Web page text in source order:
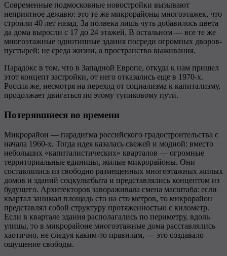
Современные подмосковные новостройки вызывают
неприятное дежавю: это те же микрорайоны многоэтажек, что
строили 40 лет назад. За полвека лишь чуть добавилось цвета
да дома выросли с 17 до 24 этажей. В остальном — все те же
многоэтажные однотипные здания посреди огромных дворов-
пустырей: не среда жизни, а пространство выживания.
Парадокс в том, что в Западной Европе, откуда к нам пришел
этот концепт застройки, от него отказались еще в 1970-х.
Россия же, несмотря на переход от социализма к капитализму,
продолжает двигаться по этому тупиковому пути.
Потерявшиеся во времени
Микрорайон — парадигма российского градостроительства с
начала 1960-х. Тогда идея казалась свежей и модной: вместо
небольших «капиталистических» кварталов — огромные
территориальные единицы, жилые микрорайоны. Они
составлялись из свободно размещенных многоэтажных жилых
домов и зданий соцкультбыта и представлялись концептом из
будущего. Архитекторов завораживала смена масштаба: если
квартал занимал площадь сто на сто метров, то микрорайон
представлял собой структуру протяженностью с километр.
Если в квартале здания располагались по периметру, вдоль
улицы, то в микрорайоне многоэтажные дома расставлялись
хаотично, не следуя каким-то правилам, — это создавало
ощущение свободы.